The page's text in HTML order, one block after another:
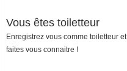
Vous êtes toiletteur
Enregistrez vous comme toiletteur et
faites vous connaitre !